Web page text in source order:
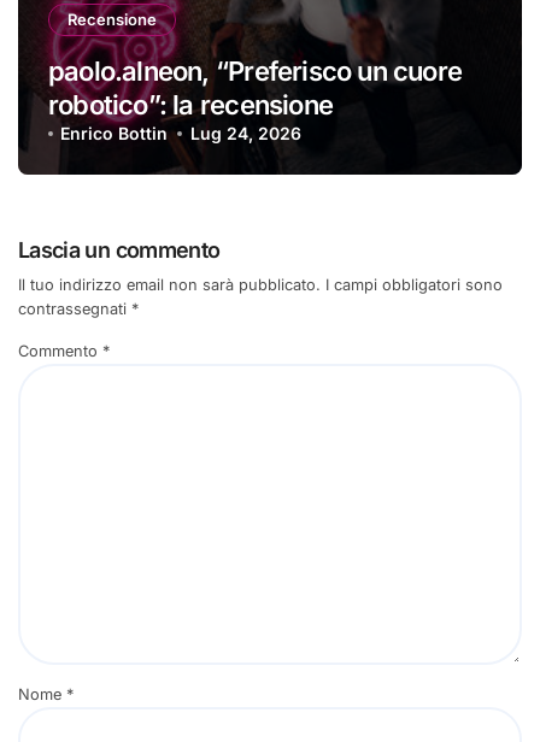
Recensione
paolo.alneon, “Preferisco un cuore
robotico”: la recensione
Enrico Bottin Lug 24, 2026
Lascia un commento
Il tuo indirizzo email non sarà pubblicato. I campi obbligatori sono
contrassegnati *
Commento *
Nome *